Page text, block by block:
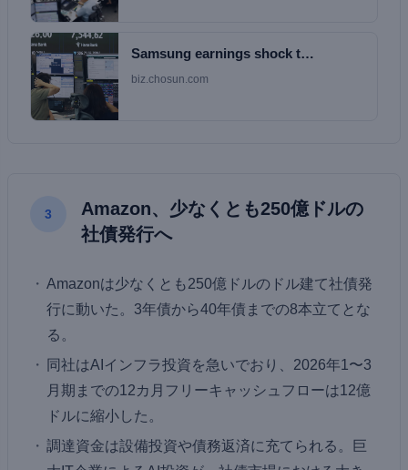
Samsung earnings shock t…
biz.chosun.com
3
Amazon、少なくとも250億ドルの
社債発行へ
Amazonは少なくとも250億ドルのドル建て社債発
行に動いた。3年債から40年債までの8本立てとな
る。
同社はAIインフラ投資を急いでおり、2026年1〜3
月期までの12カ月フリーキャッシュフローは12億
ドルに縮小した。
調達資金は設備投資や債務返済に充てられる。巨